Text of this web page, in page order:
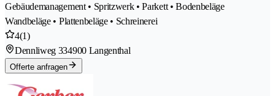
Gebäudemanagement • Spritzwerk • Parkett • Bodenbeläge
Wandbeläge • Plattenbeläge • Schreinerei
4(1)
Dennliweg 334900 Langenthal
Offerte anfragen